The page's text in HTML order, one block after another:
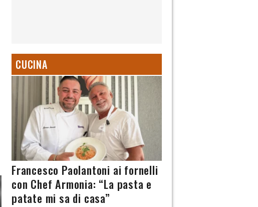
CUCINA
Francesco Paolantoni ai fornelli
con Chef Armonia: “La pasta e
patate mi sa di casa”